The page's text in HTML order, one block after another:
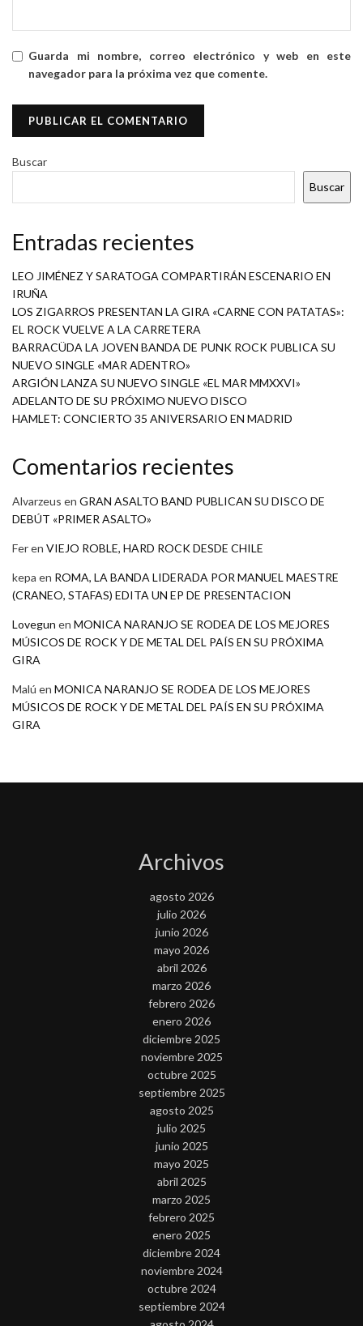
Guarda mi nombre, correo electrónico y web en este
navegador para la próxima vez que comente.
Buscar
Buscar
Entradas recientes
LEO JIMÉNEZ Y SARATOGA COMPARTIRÁN ESCENARIO EN
IRUÑA
LOS ZIGARROS PRESENTAN LA GIRA «CARNE CON PATATAS»:
EL ROCK VUELVE A LA CARRETERA
BARRACÜDA LA JOVEN BANDA DE PUNK ROCK PUBLICA SU
NUEVO SINGLE «MAR ADENTRO»
ARGIÓN LANZA SU NUEVO SINGLE «EL MAR MMXXVI»
ADELANTO DE SU PRÓXIMO NUEVO DISCO
HAMLET: CONCIERTO 35 ANIVERSARIO EN MADRID
Comentarios recientes
Alvarzeus en GRAN ASALTO BAND PUBLICAN SU DISCO DE
DEBÚT «PRIMER ASALTO»
Feren VIEJO ROBLE, HARD ROCK DESDE CHILE
kepa en ROMA, LA BANDA LIDERADA POR MANUEL MAESTRE
(CRANEO, STAFAS) EDITA UN EP DE PRESENTACION
Lovegun en MONICA NARANJO SE RODEA DE LOS MEJORES
MÚSICOS DE ROCK Y DE METAL DEL PAÍS EN SU PRÓXIMA
GIRA
Malú en MONICA NARANJO SE RODEA DE LOS MEJORES
MÚSICOS DE ROCK Y DE METAL DEL PAÍS EN SU PRÓXIMA
GIRA
Archivos
agosto 2026
julio 2026
junio 2026
mayo 2026
abril 2026
marzo 2026
febrero 2026
enero 2026
diciembre 2025
noviembre 2025
octubre 2025
septiembre 2025
agosto 2025
julio 2025
junio 2025
mayo 2025
abril 2025
marzo 2025
febrero 2025
enero 2025
diciembre 2024
noviembre 2024
octubre 2024
septiembre 2024